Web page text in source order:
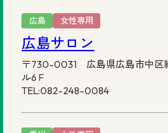
広島 女性専用
広島サロン
〒730-0031 広島県広島市中区
ル6Ｆ
TEL:082-248-0084